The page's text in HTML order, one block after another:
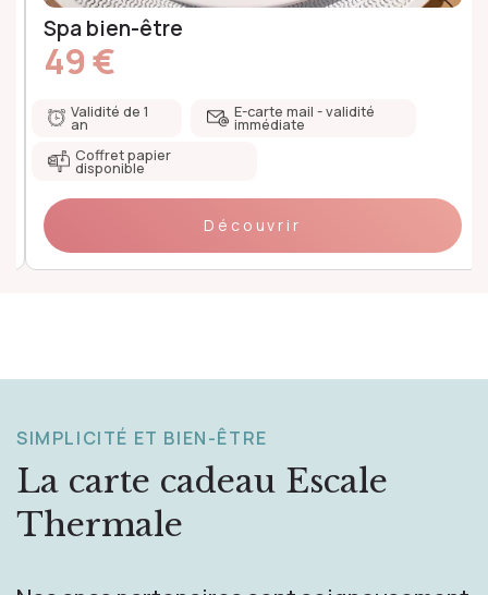
Spa bien-être
49 €
Validité de 1
an
E-carte mail - validité
immédiate
Coffret papier
disponible
Découvrir
SIMPLICITÉ ET BIEN-ÊTRE
La carte cadeau Escale
Thermale